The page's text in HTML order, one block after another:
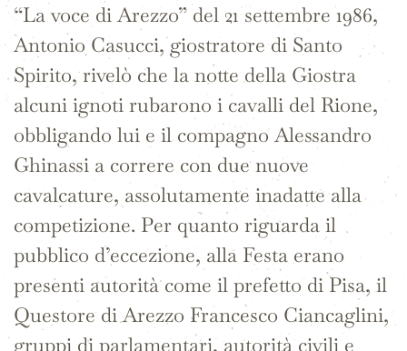
“La voce di Arezzo” del 21 settembre 1986,
Antonio Casucci, giostratore di Santo
Spirito, rivelò che la notte della Giostra
alcuni ignoti rubarono i cavalli del Rione,
obbligando lui e il compagno Alessandro
Ghinassi a correre con due nuove
cavalcature, assolutamente inadatte alla
competizione. Per quanto riguarda il
pubblico d’eccezione, alla Festa erano
presenti autorità come il prefetto di Pisa, il
Questore di Arezzo Francesco Ciancaglini,
gruppi di parlamentari, autorità civili e